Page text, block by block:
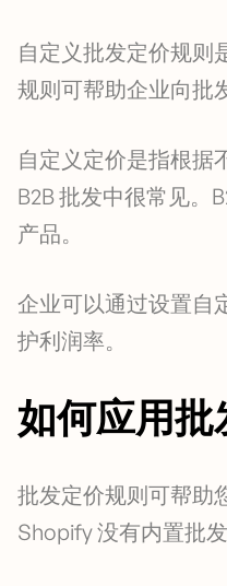
自定义批发定价规则
规则可帮助企业向批
自定义定价是指根据
B2B 批发中很常见。
产品。
企业可以通过设置自
护利润率。
如何应用批
批发定价规则可帮助
Shopify 没有内置批